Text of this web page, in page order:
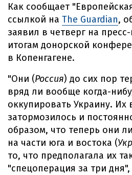
Как сообщает
ссылкой на The Guardian,
заявил в четверг на
итогам донорской
в Копенгагене.
"Они (Россия) до сих пор
вряд ли вообще когда-
оккупировать Украину. Их
затормозилось и
образом, что теперь они
на части юга и востока (
то, что предполагала их
"спецоперация за три